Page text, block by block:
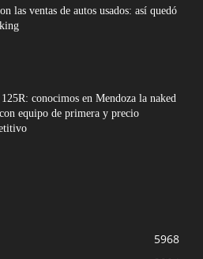
las ventas de autos usados: así quedó
conocimos en Mendoza la naked
equipo de primera y precio
5968